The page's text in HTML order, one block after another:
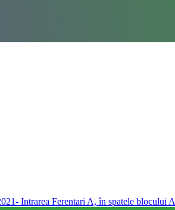
Intrarea Ferentari A, în spatele blocului A